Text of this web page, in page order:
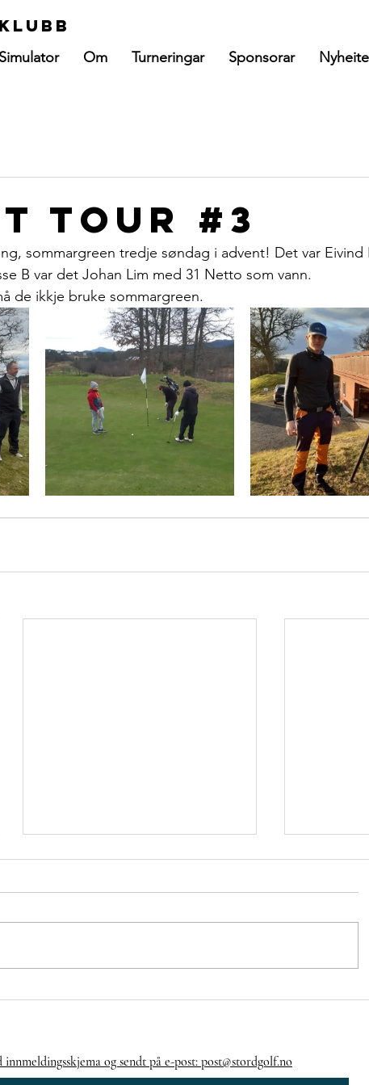
Simulator Om Turneringar Sponsorar
tour #3
sommargreen tredje søndag i advent! Det var Eivind
B var det Johan Lim med 31 Netto som vann.
de ikkje bruke sommargreen.
Veke 21⛳🏌️‍♂️🏌️‍♀️
For
innmeldingsskjema og sendt på e-post: post@stordgolf.no